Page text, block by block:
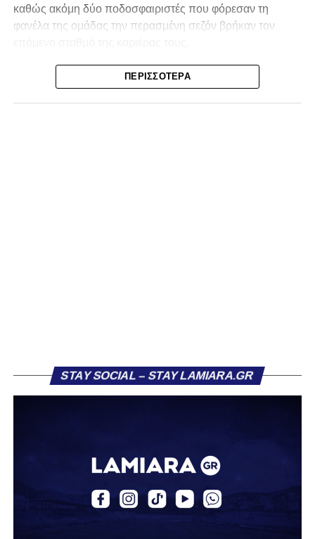
καθώς ακόμη δύο ποδοσφαιριστές που φόρεσαν τη
φανέλα της ομάδας την περασμένη σεζόν βρήκαν τον
Ο λόγος για τον Βασίλη Τρούμπουλο και τον Χρυσόστομο
Στάγκο, οι οποίοι θα συνεχίσουν μαζί την ποδοσφαιρική
τους πορεία στον Σαρωνικό Αναβύσσου, με τον σύλλογο
«Ο Α.Ο. Σαρωνικός Αναβύσσου ανακοινώνει την
περσινή σεζόν πραγματοποίησε γεμάτη χρονιά στη Γ’
Στο παρελθόν αγωνίστηκε στην ΑΕΚ Β’, με την οποία
κατέγραψε 10 συμμετοχές στη Super League 2, καθώς
ΠΕΡΙΣΣΌΤΕΡΑ
STAY SOCIAL – STAY LAMIARA.GR